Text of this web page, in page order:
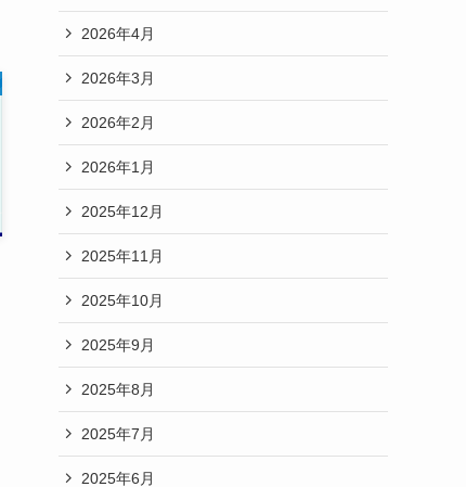
2026年4月
2026年3月
2026年2月
2026年1月
2025年12月
2025年11月
2025年10月
2025年9月
2025年8月
2025年7月
2025年6月